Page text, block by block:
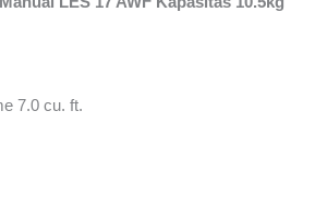
7.0 cu. ft.